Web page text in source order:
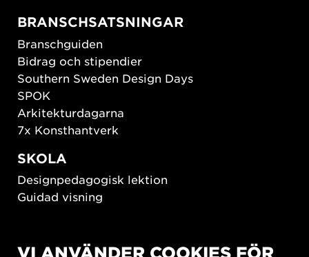
BRANSCHSATSNINGAR
Branschguiden
Bidrag och stipendier
Southern Sweden Design Days
SPOK
Arkitekturdagarna
7x Konsthantverk
SKOLA
Designpedagogisk lektion
Guidad visning
New European Bauhaus
VI ANVÄNDER COOKIES FÖR